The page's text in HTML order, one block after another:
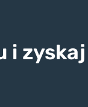
i zyskaj